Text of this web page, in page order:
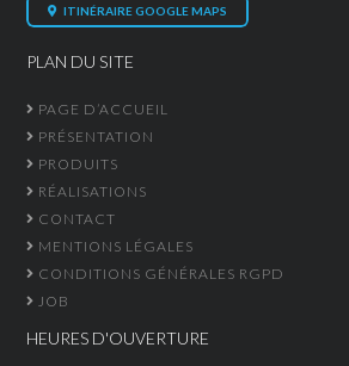
ITINÉRAIRE GOOGLE MAPS
PLAN DU SITE
PAGE D’ACCUEIL
PRÉSENTATION
PRODUITS
RÉALISATIONS
CONTACT
MENTIONS LÉGALES
CONDITIONS GÉNÉRALES RGPD
JOB
HEURES D'OUVERTURE